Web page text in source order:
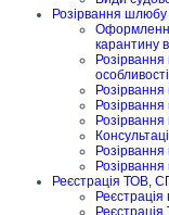
Розірвання шлюбу
карантину в
особливості
Реєстрація ТОВ,